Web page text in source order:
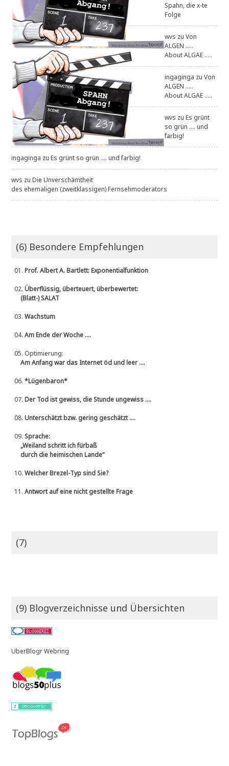
Spahn, die x-te
Folge
wvs zuVon
ALGEN .....
About ALGAE .....
ingaginga zuVon
ALGEN .....
About ALGAE .....
wvs zuEs grünt
so grün .... und
farbig!
ingaginga zuEs grünt so grün .... und farbig!
wvs zuDie Unverschämtheit
des ehemaligen (zweitklassigen) Fernsehmoderators
(6) Besondere Empfehlungen
01.Prof. Albert A. Bartlett: Exponentialfunktion
02.Überflüssig, überteuert, überbewertet:
(Blatt-) SALAT
03.Wachstum
04.Am Ende der Woche ....
05. Optimierung:
Am Anfang war das Internet öd und leer ....
06.*Lügenbaron*
07.Der Tod ist gewiss, die Stunde ungewiss ....
08.Unterschätzt bzw. gering geschätzt ....
09.Sprache:
„Weiland schritt ich fürbaß
durch die heimischen Lande“
10.Welcher Brezel-Typ sind Sie?
11.Antwort auf eine nicht gestellte Frage
(7)
(9) Blogverzeichnisse und Übersichten
UberBlogr Webring